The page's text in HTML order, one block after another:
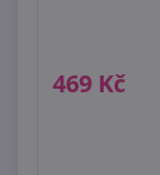
469 Kč